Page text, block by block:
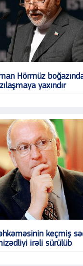
Hörmüz
yaxındır
keçmiş
irəli sürülüb